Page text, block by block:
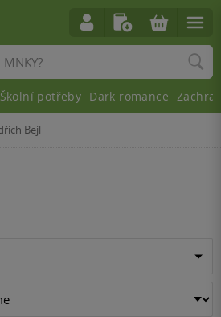
Bejl
Školní potřeby Dark romance